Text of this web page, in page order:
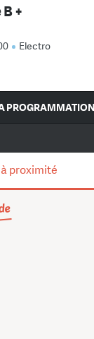
+
Electro
PROGRAMMATION
proximité